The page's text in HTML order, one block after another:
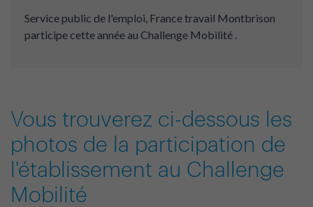
Service public de l'emploi, France travail Montbrison
participe cette année au Challenge Mobilité .
Vous trouverez ci-dessous les
photos de la participation de
l'établissement au Challenge
Mobilité